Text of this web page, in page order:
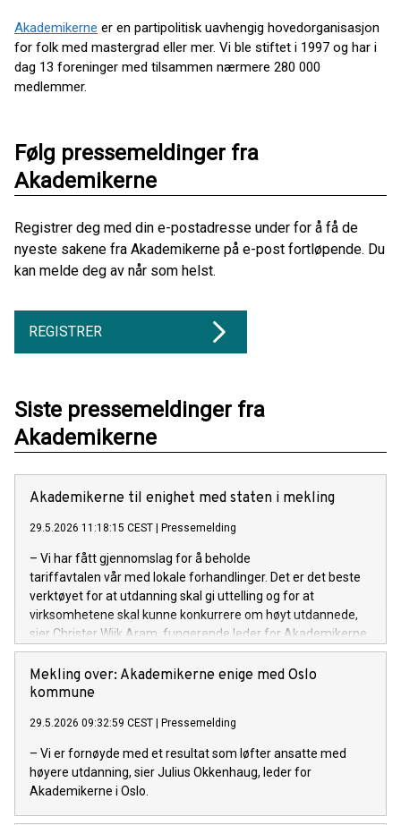
Akademikerne er en partipolitisk uavhengig hovedorganisasjon
for folk med mastergrad eller mer. Vi ble stiftet i 1997 og har i
dag 13 foreninger med tilsammen nærmere 280 000
medlemmer.
Følg pressemeldinger fra
Akademikerne
Registrer deg med din e-postadresse under for å få de
nyeste sakene fra Akademikerne på e-post fortløpende. Du
kan melde deg av når som helst.
REGISTRER
Siste pressemeldinger fra
Akademikerne
Akademikerne til enighet med staten i mekling
29.5.2026 11:18:15 CEST Pressemelding
– Vi har fått gjennomslag for å beholde
tariffavtalen vår med lokale forhandlinger. Det er det beste
verktøyet for at utdanning skal gi uttelling og for at
virksomhetene skal kunne konkurrere om høyt utdannede,
sier Christer Wiik Aram, fungerende leder for Akademikerne
stat.
Mekling over: Akademikerne enige med Oslo
kommune
29.5.2026 09:32:59 CEST Pressemelding
– Vi er fornøyde med et resultat som løfter ansatte med
høyere utdanning, sier Julius Okkenhaug, leder for
Akademikerne i Oslo.